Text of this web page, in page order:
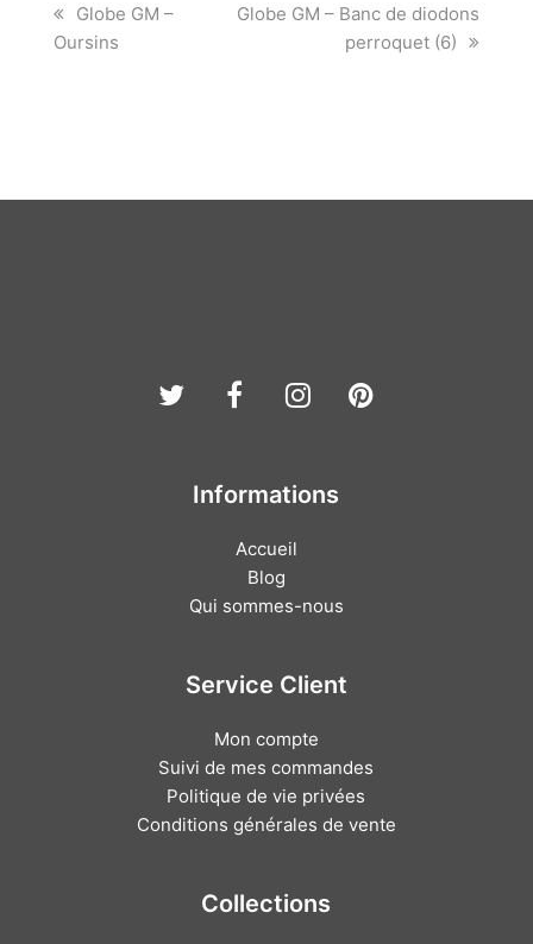
previous
post:
Globe GM –
Oursins
next
Globe GM – Banc de diodons
perroquet (6)
TwitterFacebook
Instagram
Pinterest
Informations
Accueil
Blog
Qui sommes-nous
Service Client
Mon compte
Suivi de mes commandes
Politique de vie privées
Conditions générales de vente
Collections